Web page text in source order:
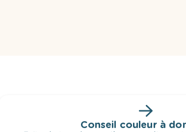
Conseil couleur à